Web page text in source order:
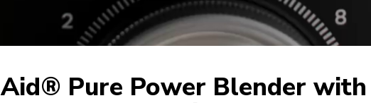
Pure Power Blender